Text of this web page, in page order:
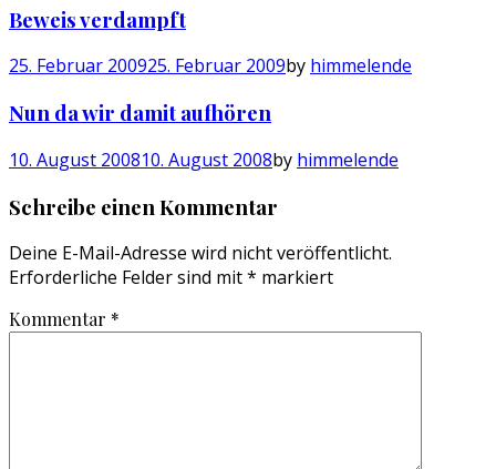
Beweis verdampft
25. Februar 200925. Februar 2009by himmelende
Nun da wir damit aufhören
10. August 200810. August 2008by himmelende
Schreibe einen Kommentar
Deine E-Mail-Adresse wird nicht veröffentlicht.
Erforderliche Felder sind mit* markiert
Kommentar *